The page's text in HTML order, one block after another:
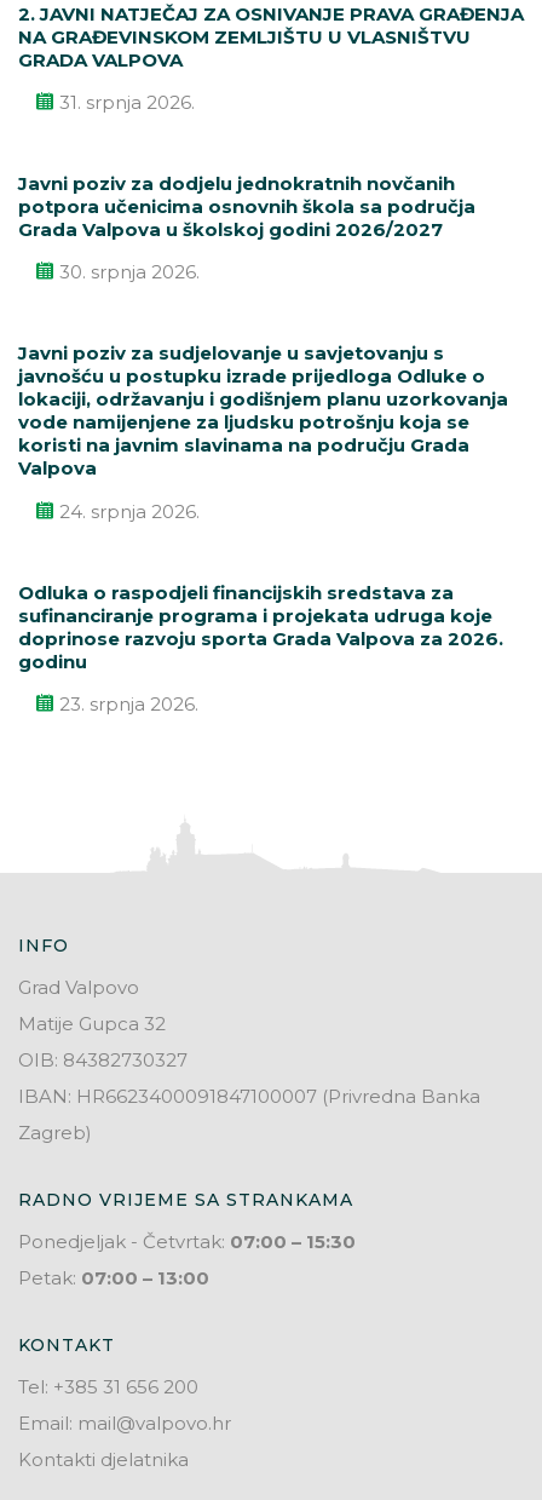
2. JAVNI NATJEČAJ ZA OSNIVANJE PRAVA GRAĐENJA
NA GRAĐEVINSKOM ZEMLJIŠTU U VLASNIŠTVU
GRADA VALPOVA
31. srpnja 2026.
Javni poziv za dodjelu jednokratnih novčanih
potpora učenicima osnovnih škola sa područja
Grada Valpova u školskoj godini 2026/2027
30. srpnja 2026.
Javni poziv za sudjelovanje u savjetovanju s
javnošću u postupku izrade prijedloga Odluke o
lokaciji, održavanju i godišnjem planu uzorkovanja
vode namijenjene za ljudsku potrošnju koja se
koristi na javnim slavinama na području Grada
Valpova
24. srpnja 2026.
Odluka o raspodjeli financijskih sredstava za
sufinanciranje programa i projekata udruga koje
doprinose razvoju sporta Grada Valpova za 2026.
godinu
23. srpnja 2026.
INFO
Grad Valpovo
Matije Gupca 32
OIB: 84382730327
IBAN: HR6623400091847100007 (Privredna Banka
Zagreb)
RADNO VRIJEME SA STRANKAMA
Ponedjeljak - Četvrtak: 07:00 – 15:30
Petak: 07:00 – 13:00
KONTAKT
Tel: +385 31 656 200
Email: mail@valpovo.hr
Kontakti djelatnika